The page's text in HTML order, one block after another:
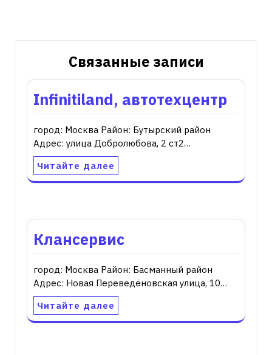
Связанные записи
Infinitiland, автотехцентр
город: Москва Район: Бутырский район
Адрес: улица Добролюбова, 2 ст2…
Читайте далее
Клансервис
город: Москва Район: Басманный район
Адрес: Новая Переведёновская улица, 10…
Читайте далее